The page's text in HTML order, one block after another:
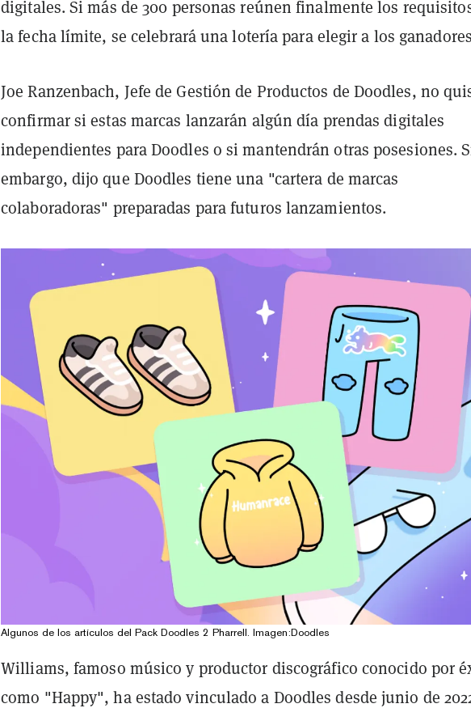
digitales. Si más de 300 personas reúnen finalmente los
la fecha límite, se celebrará una lotería para elegir a los
Joe Ranzenbach, Jefe de Gestión de Productos de Doodles, no
confirmar si estas marcas lanzarán algún día prendas digitales
independientes para Doodles o si mantendrán otras posesiones.
embargo, dijo que Doodles tiene una "cartera de marcas
colaboradoras" preparadas para futuros lanzamientos.
Algunos de los artículos del Pack Doodles 2 Pharrell. Imagen:Doodles
Williams, famoso músico y productor discográfico conocido por
como "Happy", ha estado vinculado a Doodles desde junio de